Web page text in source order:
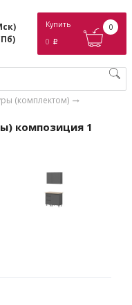
Купить
0 p
0
(комплектом)
композиция 1